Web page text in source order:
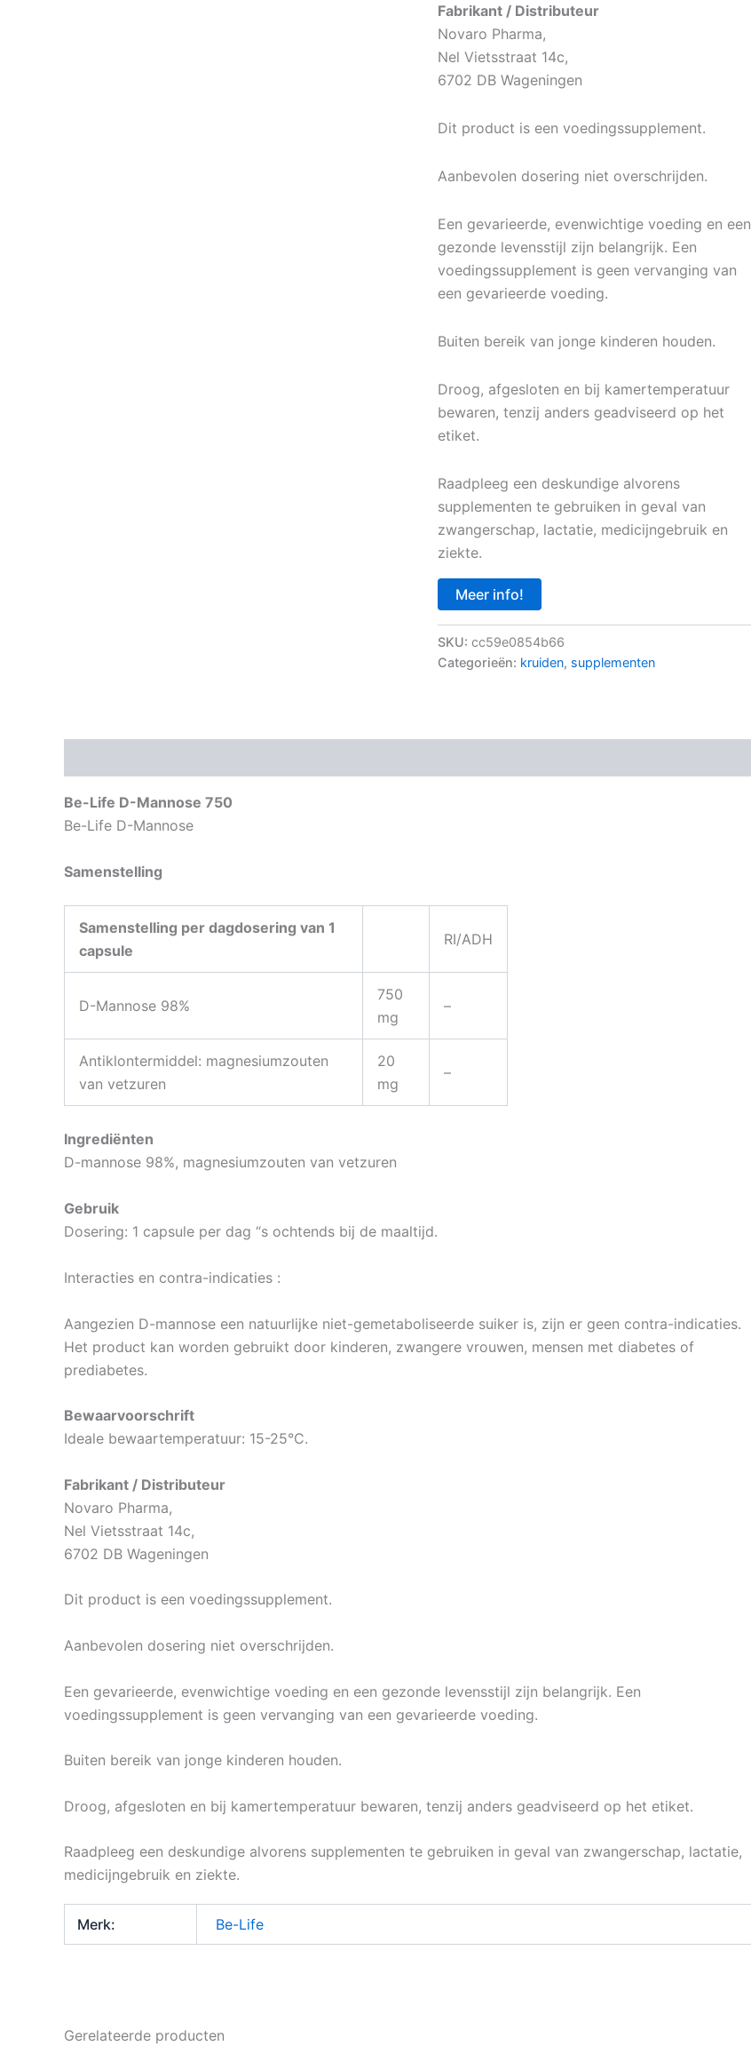
Fabrikant / Distributeur
Novaro Pharma,
Nel Vietsstraat 14c,
6702 DB Wageningen
Dit product is een voedingssupplement.
Aanbevolen dosering niet overschrijden.
Een gevarieerde, evenwichtige voeding en een
gezonde levensstijl zijn belangrijk. Een
voedingssupplement is geen vervanging van
een gevarieerde voeding.
Buiten bereik van jonge kinderen houden.
Droog, afgesloten en bij kamertemperatuur
bewaren, tenzij anders geadviseerd op het
etiket.
Raadpleeg een deskundige alvorens
supplementen te gebruiken in geval van
zwangerschap, lactatie, medicijngebruik en
ziekte.
Meer info!
SKU: cc59e0854b66
Categorieën: kruiden, supplementen
Be-Life D-Mannose 750
Be-Life D-Mannose
Samenstelling
Samenstelling per dagdosering van 1
capsule
RI/ADH
D-Mannose 98%
750
mg
–
Antiklontermiddel: magnesiumzouten
van vetzuren
20
mg
–
Ingrediënten
D-mannose 98%, magnesiumzouten van vetzuren
Gebruik
Dosering: 1 capsule per dag “s ochtends bij de maaltijd.
Interacties en contra-indicaties :
Aangezien D-mannose een natuurlijke niet-gemetaboliseerde suiker is, zijn er geen contra-indicaties.
Het product kan worden gebruikt door kinderen, zwangere vrouwen, mensen met diabetes of
prediabetes.
Bewaarvoorschrift
Ideale bewaartemperatuur: 15-25°C.
Fabrikant / Distributeur
Novaro Pharma,
Nel Vietsstraat 14c,
6702 DB Wageningen
Dit product is een voedingssupplement.
Aanbevolen dosering niet overschrijden.
Een gevarieerde, evenwichtige voeding en een gezonde levensstijl zijn belangrijk. Een
voedingssupplement is geen vervanging van een gevarieerde voeding.
Buiten bereik van jonge kinderen houden.
Droog, afgesloten en bij kamertemperatuur bewaren, tenzij anders geadviseerd op het etiket.
Raadpleeg een deskundige alvorens supplementen te gebruiken in geval van zwangerschap, lactatie,
medicijngebruik en ziekte.
Merk: Be-Life
Gerelateerde producten